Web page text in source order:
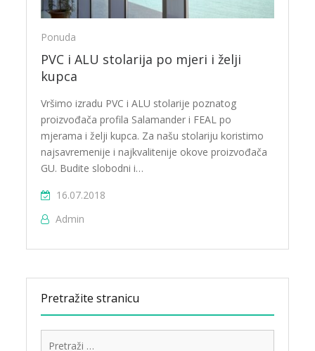
Ponuda
PVC i ALU stolarija po mjeri i želji
kupca
Vršimo izradu PVC i ALU stolarije poznatog
proizvođača profila Salamander i FEAL po
mjerama i želji kupca. Za našu stolariju koristimo
najsavremenije i najkvalitenije okove proizvođača
GU. Budite slobodni i…
16.07.2018
Admin
Pretražite stranicu